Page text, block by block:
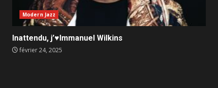
Modern Jazz
Inattendu, j’♥️Immanuel Wilkins
février 24, 2025